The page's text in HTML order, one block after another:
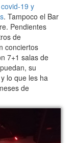
19 y
. Tampoco el Bar
Pendientes
de
conciertos
7+1 salas de
su
lo que les ha
de